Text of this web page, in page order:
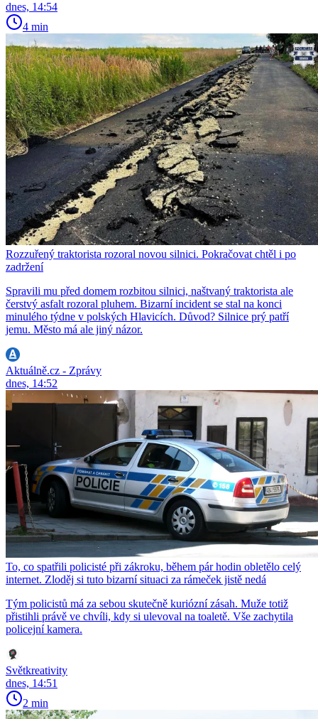
dnes, 14:54
4 min
Rozzuřený traktorista rozoral novou silnici. Pokračovat chtěl i po
zadržení
Spravili mu před domem rozbitou silnici, naštvaný traktorista ale
čerstvý asfalt rozoral pluhem. Bizarní incident se stal na konci
minulého týdne v polských Hlavicích. Důvod? Silnice prý patří
jemu. Město má ale jiný názor.
Aktuálně.cz - Zprávy
dnes, 14:52
To, co spatřili policisté při zákroku, během pár hodin obletělo celý
internet. Zloděj si tuto bizarní situaci za rámeček jistě nedá
Tým policistů má za sebou skutečně kuriózní zásah. Muže totiž
přistihli právě ve chvíli, kdy si ulevoval na toaletě. Vše zachytila
policejní kamera.
Světkreativity
dnes, 14:51
2 min